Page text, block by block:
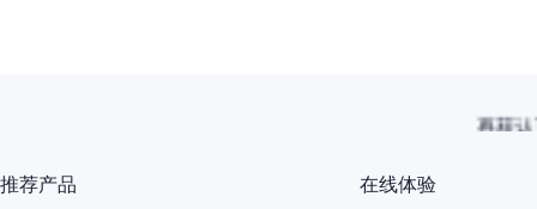
再获
推荐产品 在线体验